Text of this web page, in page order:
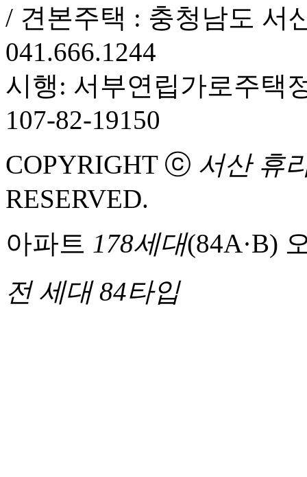
/ 견본주택 : 충청남도 서
041.666.1244
시행: 서부연립가로주택
107-82-19150
COPYRIGHT ⓒ 서산 휴
RESERVED.
아파트 178세대(84A·B)
전 세대 84타입